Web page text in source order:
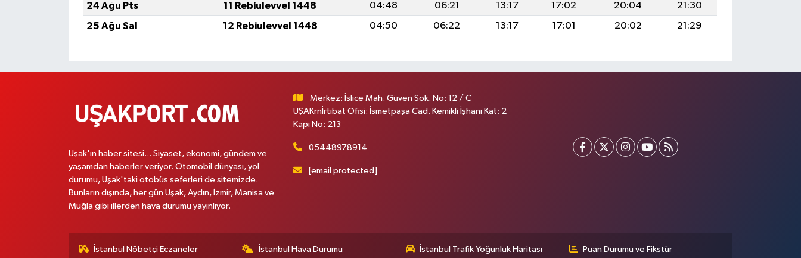
24 Ağu Pts
11 Rebiulevvel 1448 04:48 06:21 13:17 17:02 20:04
21:30
25 Ağu Sal
12 Rebiulevvel 1448 04:50 06:22 13:17 17:01 20:02 21:29
Uşak'ın haber sitesi... Siyaset, ekonomi, gündem ve
yaşamdan haberler veriyor. Otomobil dünyası, yol
durumu, Uşak'taki otobüs seferleri de sitemizde.
Bunların dışında, her gün Uşak, Aydın, İzmir, Manisa ve
Muğla gibi illerden hava durumu yayınlıyor.
Merkez: İslice Mah. Güven Sok. No: 12 / C
UŞAKrnİrtibat Ofisi: İsmetpaşa Cad. Kemikli İşhanı Kat: 2
Kapı No: 213
05448978914
[email protected]
İstanbul Nöbetçi Eczaneler İstanbul Hava Durumu İstanbul Trafik Yoğunluk Haritası Puan Durumu ve Fikstür